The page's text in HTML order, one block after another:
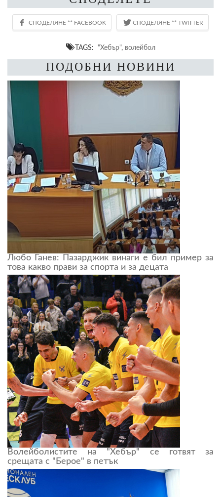
TAGS: "Хебър", волейбол
ПОДОБНИ НОВИНИ
Любо Ганев: Пазарджик винаги е бил пример за
това какво прави за спорта и за децата
Волейболистите на "Хебър" се готвят за
срещата с "Берое" в петък